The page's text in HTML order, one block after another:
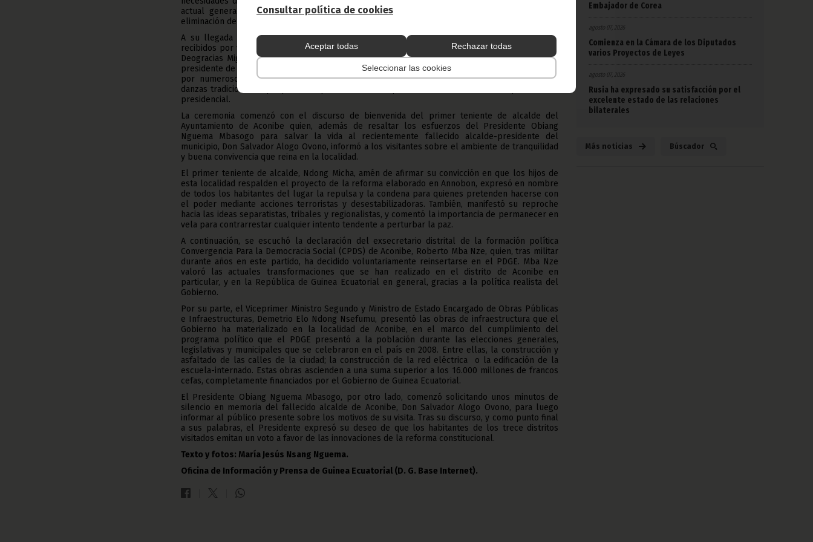
Consultar política de cookies
Aceptar todas Rechazar todas
Seleccionar las cookies
actual generación, y ha invitado a la población a que trabaje para el adecentamiento y la
eliminación del chabolismo en sus localidades.
A su llegada a la ciudad de Aconibe, el Presidente de la República y su esposa han sido
recibidos por varias autoridades encabezadas por el Gobernador de la provincia de Wele-Nzas,
Deogracias Miguel Olomo Abia; el primer teniente de alcalde, Mariano Acacio Ndong Micha; el
presidente de la comisión distrital de seguimiento del PDGE, Martín Crisantos Ebe Mba, así como
por numerosos ciudadanos y habitantes de los poblados cercanos, grupos de animación y
danzas tradicionales que portaban pancartas en las que manifestaban su emoción por la visita
presidencial.
La ceremonia comenzó con el discurso de bienvenida del primer teniente de alcalde del
Ayuntamiento de Aconibe quien, además de resaltar los esfuerzos del Presidente Obiang
Nguema Mbasogo para salvar la vida al recientemente fallecido alcalde-presidente del
municipio, Don Salvador Alogo Ovono, informó a los visitantes sobre el ambiente de tranquilidad
y buena convivencia que reina en la localidad.
El primer teniente de alcalde, Ndong Micha, amén de afirmar su convicción en que los hijos de
esta localidad respalden el proyecto de la reforma elaborado en Annobon, expresó en nombre
de todos los habitantes del lugar la repulsa y la condena para quienes pretenden hacerse con
el poder mediante acciones terroristas y desestabilizadoras. También, manifestó su reproche
hacia las ideas separatistas, tribales y regionalistas, y comentó la importancia de permanecer en
vela para contrarrestar cualquier intento tendente a perturbar la paz.
A continuación, se escuchó la declaración del exsecretario distrital de la formación política
Convergencia Para la Democracia Social (CPDS) de Aconibe, Roberto Mba Nze, quien, tras militar
durante años en este partido, ha decidido voluntariamente reinsertarse en el PDGE. Mba Nze
valoró las actuales transformaciones que se han realizado en el distrito de Aconibe en
particular, y en la República de Guinea Ecuatorial en general, gracias a la política realista del
Gobierno.
Por su parte, el Viceprimer Ministro Segundo y Ministro de Estado Encargado de Obras Públicas
e Infraestructuras, Demetrio Elo Ndong Nsefumu, presentó las obras de infraestructura que el
Gobierno ha materializado en la localidad de Aconibe, en el marco del cumplimiento del
programa político que el PDGE presentó a la población durante las elecciones generales,
legislativas y municipales que se celebraron en el país en 2008. Entre ellas, la construcción y
asfaltado de las calles de la ciudad; la construcción de la red eléctrica o la edificación de la
escuela-internado. Estas obras ascienden a una suma superior a los 16.000 millones de francos
cefas, completamente financiados por el Gobierno de Guinea Ecuatorial.
El Presidente Obiang Nguema Mbasogo, por otro lado, comenzó solicitando unos minutos de
silencio en memoria del fallecido alcalde de Aconibe, Don Salvador Alogo Ovono, para luego
informar al público presente sobre los motivos de su visita. Tras su discurso, y como punto final
a sus palabras, el Presidente expresó su deseo de que los habitantes de los trece distritos
visitados emitan un voto a favor de las innovaciones de la reforma constitucional.
Texto y fotos: María Jesús Nsang Nguema.
Oficina de Información y Prensa de Guinea Ecuatorial (D. G. Base Internet).
Embajador de Corea
agosto 07, 2026
Comienza en la Cámara de los Diputados
varios Proyectos de Leyes
agosto 07, 2026
Rusia ha expresado su satisfacción por el
excelente estado de las relaciones
bilaterales
Más noticias Búscador